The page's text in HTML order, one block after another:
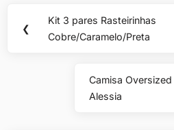
Navegação
de
❮
Previous
Post:
Kit 3 pares Rasteirinhas
Cobre/Caramelo/Preta
Next
Post:
Camisa
Alessia